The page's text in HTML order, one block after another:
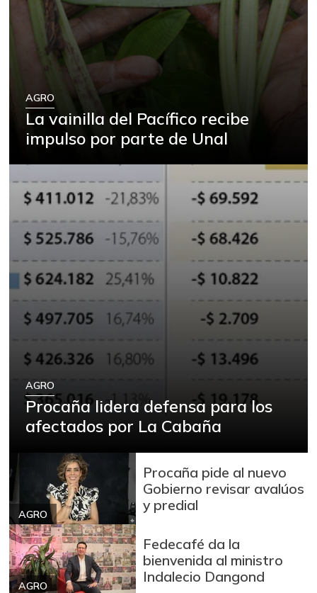
AGRO
La vainilla del Pacífico recibe
impulso por parte de Unal
AGRO
Procaña lidera defensa para los
afectados por La Cabaña
AGRO
Procaña pide al nuevo
Gobierno revisar avalúos
y predial
AGRO
Fedecafé da la
bienvenida al ministro
Indalecio Dangond